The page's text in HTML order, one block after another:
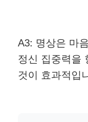
A3: 명상은 마
정신 집중력을
것이 효과적입